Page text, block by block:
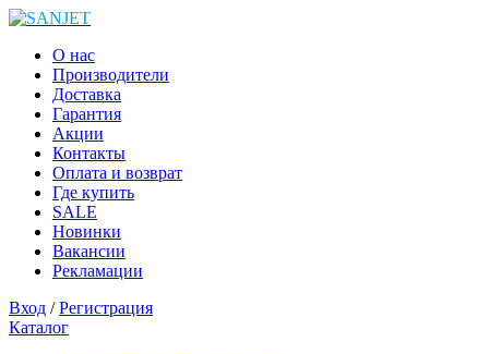
О нас
Производители
Доставка
Гарантия
Акции
Контакты
Оплата и возврат
Где купить
SALE
Новинки
Вакансии
Рекламации
Вход /Регистрация
Каталог